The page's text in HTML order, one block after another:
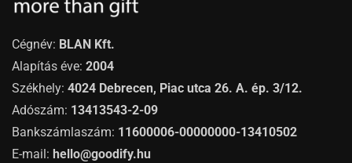
Cégnév: BLAN Kft.
Alapítás éve: 2004
Székhely: 4024 Debrecen, Piac utca 26. A. ép. 3/12.
Adószám: 13413543-2-09
Bankszámlaszám: 11600006-00000000-13410502
E-mail: hello@goodify.hu